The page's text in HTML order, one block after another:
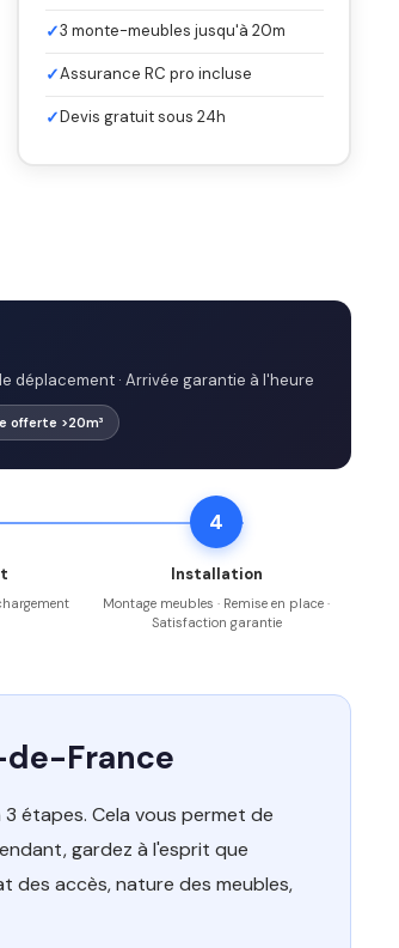
✓3 monte-meubles jusqu'à 20m
✓Assurance RC pro incluse
✓Devis gratuit sous 24h
déplacement · Arrivée garantie à l'heure
offerte >20m³
4
Installation
Montage meubles · Remise en place ·
Satisfaction garantie
France
3 étapes. Cela vous permet de
gardez à l'esprit que
des accès, nature des meubles,